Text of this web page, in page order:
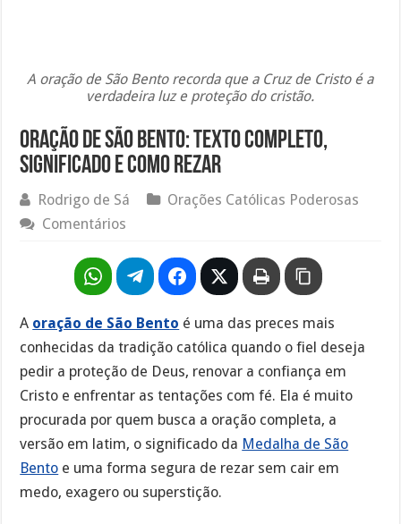
A oração de São Bento recorda que a Cruz de Cristo é a
verdadeira luz e proteção do cristão.
Oração de São Bento: Texto Completo,
Significado e Como Rezar
Rodrigo de Sá
Orações Católicas Poderosas
Comentários
A oração de São Bento é uma das preces mais
conhecidas da tradição católica quando o fiel deseja
pedir a proteção de Deus, renovar a confiança em
Cristo e enfrentar as tentações com fé. Ela é muito
procurada por quem busca a oração completa, a
versão em latim, o significado da Medalha de São
Bento e uma forma segura de rezar sem cair em
medo, exagero ou superstição.